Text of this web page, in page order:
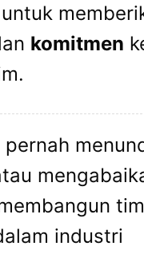
komitmen
pernah
industri